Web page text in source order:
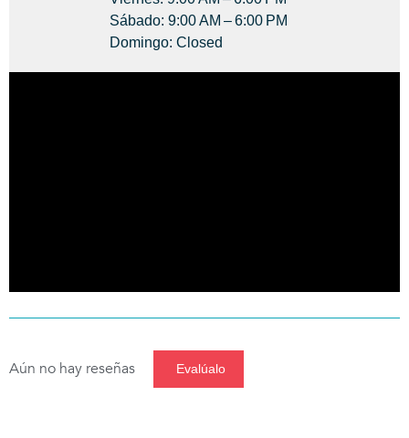
Sábado: 9:00 AM – 6:00 PM
Domingo: Closed
Aún no hay reseñas Evalúalo